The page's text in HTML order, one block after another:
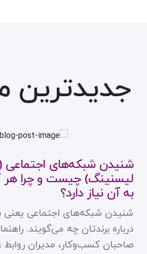
جدیدترین
شنیدن شبکه‌های اجتماعی
لیسنینگ) چیست و چرا
به آن نیاز دارد؟
شنیدن شبکه‌های اجتماعی یعنی
درباره برندتان چه می‌گویند.
صاحبان کسب‌وکار، مدیران